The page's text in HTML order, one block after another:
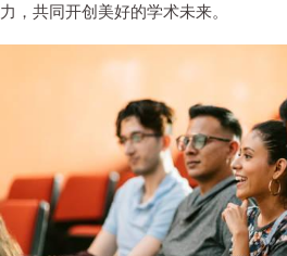
力，共同开创美好的学术未来。